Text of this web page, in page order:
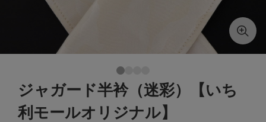
ジャガード半衿（迷彩）【いち
利モールオリジナル】